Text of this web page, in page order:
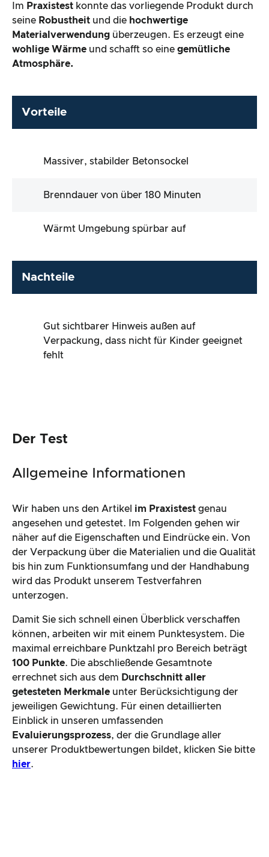
Im Praxistest konnte das vorliegende Produkt durch
seine Robustheit und die hochwertige
Materialverwendung überzeugen. Es erzeugt eine
wohlige Wärme und schafft so eine gemütliche
Atmosphäre.
Vorteile
Massiver, stabilder Betonsockel
Brenndauer von über 180 Minuten
Wärmt Umgebung spürbar auf
Nachteile
Gut sichtbarer Hinweis außen auf
Verpackung, dass nicht für Kinder geeignet
fehlt
Der Test
Allgemeine Informationen
Wir haben uns den Artikel im Praxistest genau
angesehen und getestet. Im Folgenden gehen wir
näher auf die Eigenschaften und Eindrücke ein. Von
der Verpackung über die Materialien und die Qualität
bis hin zum Funktionsumfang und der Handhabung
wird das Produkt unserem Testverfahren
unterzogen.
Damit Sie sich schnell einen Überblick verschaffen
können, arbeiten wir mit einem Punktesystem. Die
maximal erreichbare Punktzahl pro Bereich beträgt
100 Punkte. Die abschließende Gesamtnote
errechnet sich aus dem Durchschnitt aller
getesteten Merkmale unter Berücksichtigung der
jeweiligen Gewichtung. Für einen detaillierten
Einblick in unseren umfassenden
Evaluierungsprozess, der die Grundlage aller
unserer Produktbewertungen bildet, klicken Sie bitte
hier.